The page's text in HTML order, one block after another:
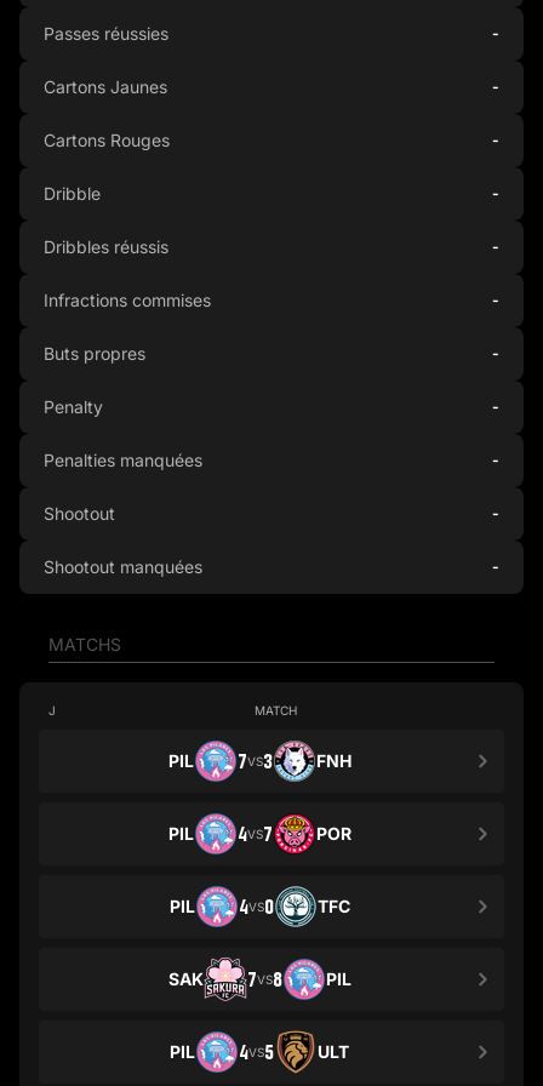
MATCHS
J MATCH
PIL 7VS3 FNH
PIL 4VS7 POR
PIL 4VS0 TFC
SAK 7VS8 PIL
PIL 4VS5 ULT
Passes réussies -
Cartons Jaunes -
Cartons Rouges -
Dribble -
Dribbles réussis -
Infractions commises -
Buts propres -
Penalty -
Penalties manquées -
Shootout -
Shootout manquées -